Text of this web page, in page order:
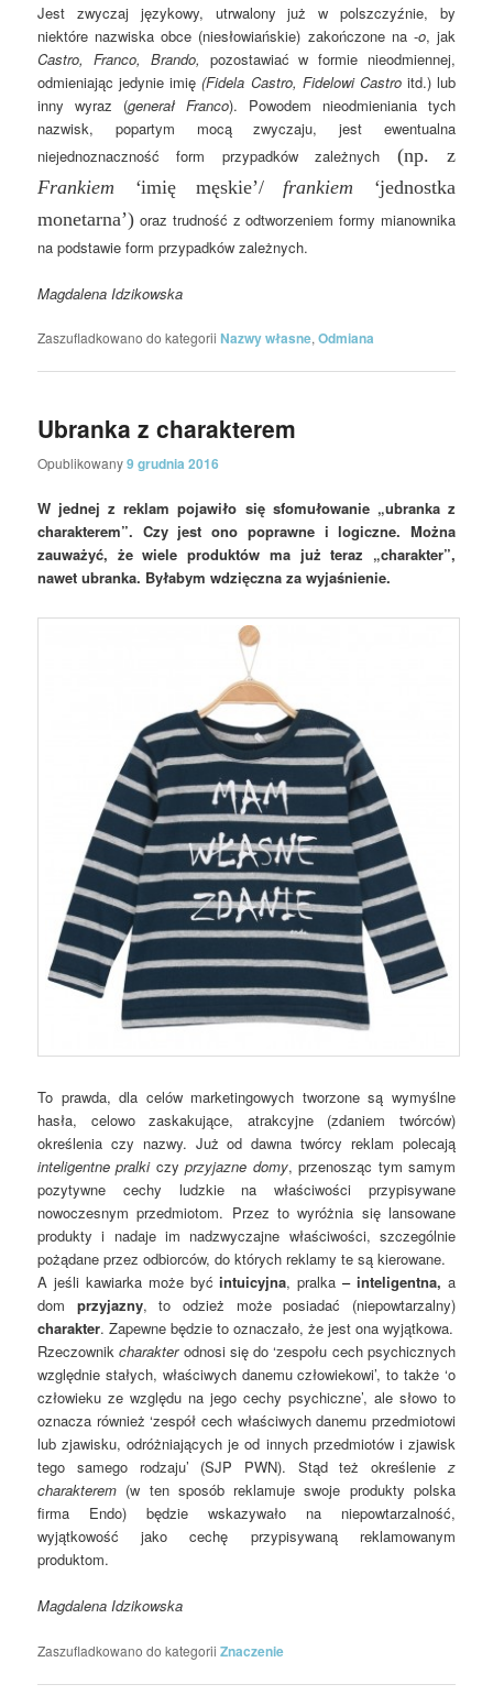
Jest zwyczaj językowy, utrwalony już w polszczyźnie, by
niektóre nazwiska obce (niesłowiańskie) zakończone na -o, jak
Castro, Franco, Brando, pozostawiać w formie nieodmiennej,
odmieniając jedynie imię(Fidela Castro, Fidelowi Castroitd.) lub
inny wyraz (generał Franco). Powodem nieodmieniania tych
nazwisk, popartym mocą zwyczaju, jest ewentualna
niejednoznaczność form przypadków zależnych (np. z
Frankiem ‘imię męskie’/frankiem ‘jednostka
monetarna’) oraz trudność z odtworzeniem formy mianownika
na podstawie form przypadków zależnych.
Magdalena Idzikowska
Zaszufladkowano do kategorii Nazwy własne,Odmiana
Ubranka z charakterem
Opublikowany9 grudnia 2016
W jednej z reklam pojawiło się sfomułowanie „ubranka z
charakterem”. Czy jest ono poprawne i logiczne. Można
zauważyć, że wiele produktów ma już teraz „charakter”,
nawet ubranka. Byłabym wdzięczna za wyjaśnienie.
To prawda, dla celów marketingowych tworzone są wymyślne
hasła, celowo zaskakujące, atrakcyjne (zdaniem twórców)
określenia czy nazwy. Już od dawna twórcy reklam polecają
inteligentne pralkiczyprzyjazne domy, przenosząc tym samym
pozytywne cechy ludzkie na właściwości przypisywane
nowoczesnym przedmiotom. Przez to wyróżnia się lansowane
produkty i nadaje im nadzwyczajne właściwości, szczególnie
pożądane przez odbiorców, do których reklamy te są kierowane.
A jeśli kawiarka może byćintuicyjna, pralka–inteligentna, a
dom przyjazny, to odzież może posiadać (niepowtarzalny)
charakter. Zapewne będzie to oznaczało, że jest ona wyjątkowa.
Rzeczownikcharakterodnosi się do ‘zespołu cech psychicznych
względnie stałych, właściwych danemu człowiekowi’, to także ‘o
człowieku ze względu na jego cechy psychiczne’, ale słowo to
oznacza również ‘zespół cech właściwych danemu przedmiotowi
lub zjawisku, odróżniających je od innych przedmiotów i zjawisk
tego samego rodzaju’ (SJP PWN). Stąd też określeniez
charakterem (w ten sposób reklamuje swoje produkty polska
firma Endo) będzie wskazywało na niepowtarzalność,
wyjątkowość jako cechę przypisywaną reklamowanym
produktom.
Magdalena Idzikowska
Zaszufladkowano do kategorii Znaczenie